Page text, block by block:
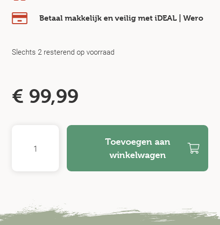
Betaal makkelijk en veilig met iDEAL | Wero
Slechts 2 resterend op voorraad
€ 99,99
Toevoegen aan
winkelwagen